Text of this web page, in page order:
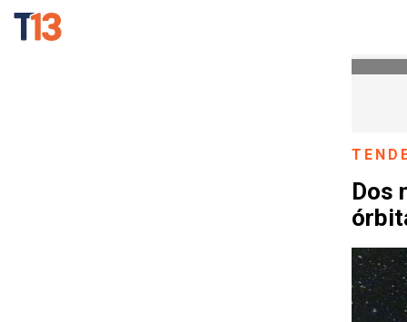
Dos